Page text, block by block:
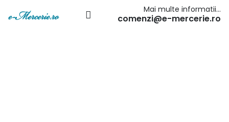
Mai multe informatii…
comenzi@e-mercerie.ro